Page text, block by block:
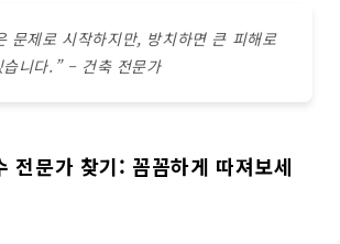
문제로 시작하지만, 방치하면 큰 피해로
습니다.” – 건축 전문가
전문가 찾기: 꼼꼼하게 따져보세